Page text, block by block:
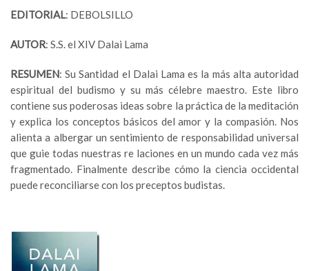
EDITORIAL: DEBOLSILLO
AUTOR: S.S. el XIV Dalai Lama
RESUMEN: Su Santidad el Dalai Lama es la más alta autoridad
espiritual del budismo y su más célebre maestro. Este libro
contiene sus poderosas ideas sobre la práctica de la meditación
y explica los conceptos básicos del amor y la compasión. Nos
alienta a albergar un sentimiento de responsabilidad universal
que guie todas nuestras re laciones en un mundo cada vez más
fragmentado. Finalmente describe cómo la ciencia occidental
puede reconciliarse con los preceptos budistas.